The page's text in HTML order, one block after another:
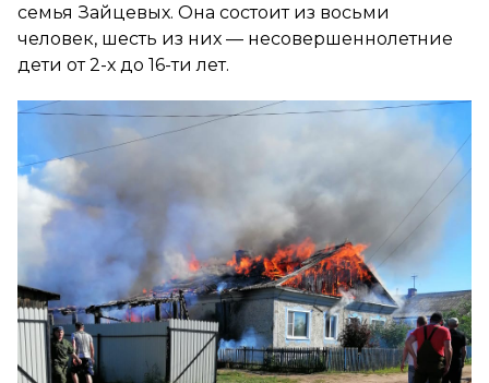
семья Зайцевых. Она состоит из восьми
человек, шесть из них — несовершеннолетние
дети от 2-х до 16-ти лет.